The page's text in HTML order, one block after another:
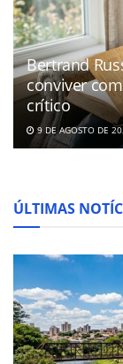
Bertrand
conviver
crítico
9 DE AGOSTO DE
ÚLTIMAS